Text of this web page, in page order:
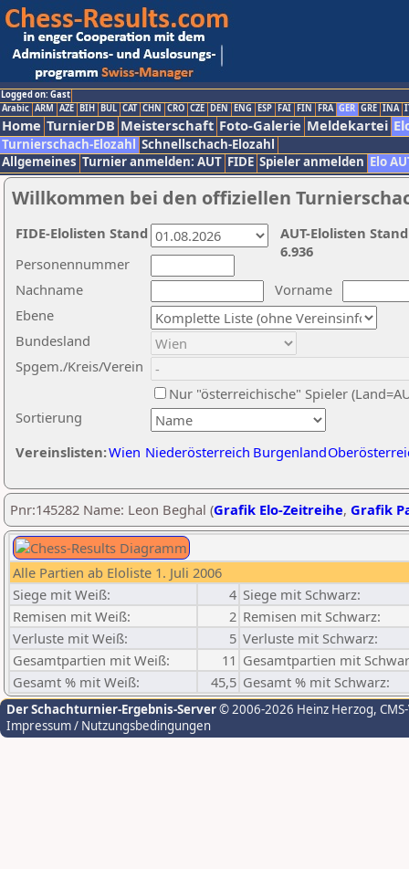
Logged on: Gast
Arabic ARM AZE BIH BUL CAT CHN CRO CZE DEN ENG ESP FAI FIN FRA GER GRE INA
Home TurnierDB Meisterschaft Foto-Galerie Meldekartei
Turnierschach-Elozahl Schnellschach-Elozahl
Allgemeines Turnier anmelden: AUT FIDE Spieler anmelden Elo
Willkommen bei den offiziellen
Nachname
Vorname
Ebene
Sortierung
Personennummer
Bundesland
Spgem./Kreis/Verein
Nur "österreichische" Spieler
Vereinslisten:Wien Niederösterreich Burgenland
AUT-Elolisten
6.936
FIDE-Elolisten Stand
Pnr:145282 Name: Leon Beghal (Grafik Elo-Zeitreihe, Grafik
Alle Partien ab Eloliste 1. Juli 2006
Siege mit Weiß:
4 Siege mit Schwarz:
Remisen mit Weiß:
2 Remisen mit Schwarz:
Verluste mit Weiß:
5 Verluste mit Schwarz:
Gesamtpartien mit Weiß:
11 Gesamtpartien mit
Gesamt % mit Weiß:
45,5 Gesamt % mit Schwarz:
Der Schachturnier-Ergebnis-Server© 2006-2026 Heinz Herzog,
Impressum / Nutzungsbedingungen